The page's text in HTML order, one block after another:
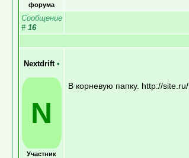
форума
Сообщение
# 16
Nextdrift •
N
Участник
В корневую папку. http://site.ru/